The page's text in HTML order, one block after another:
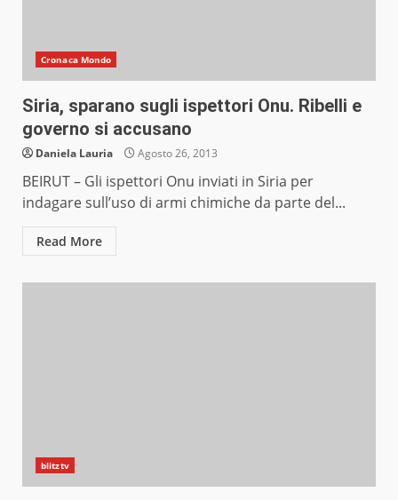
Cronaca Mondo
Siria, sparano sugli ispettori Onu. Ribelli e
governo si accusano
Daniela Lauria Agosto 26, 2013
BEIRUT – Gli ispettori Onu inviati in Siria per
indagare sull’uso di armi chimiche da parte del...
Read More
blitztv